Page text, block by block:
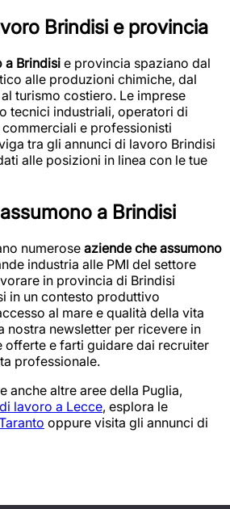
Brindisi e provincia
a Brindisi e provincia spaziano dal
alle produzioni chimiche, dal
turismo costiero. Le imprese
tecnici industriali, operatori di
e professionisti
tra gli annunci di lavoro Brindisi
alle posizioni in linea con le tue
a Brindisi
numerose aziende che assumono
industria alle PMI del settore
in provincia di Brindisi
in un contesto produttivo
al mare e qualità della vita
nostra newsletter per ricevere in
offerte e farti guidare dai recruiter
professionale.
anche altre aree della Puglia,
lavoro a Lecce, esplora le
oppure visita gli annunci di